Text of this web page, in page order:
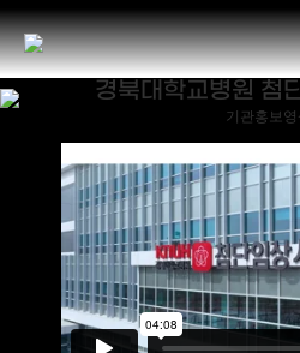
경북대학교병원 첨
기관홍보